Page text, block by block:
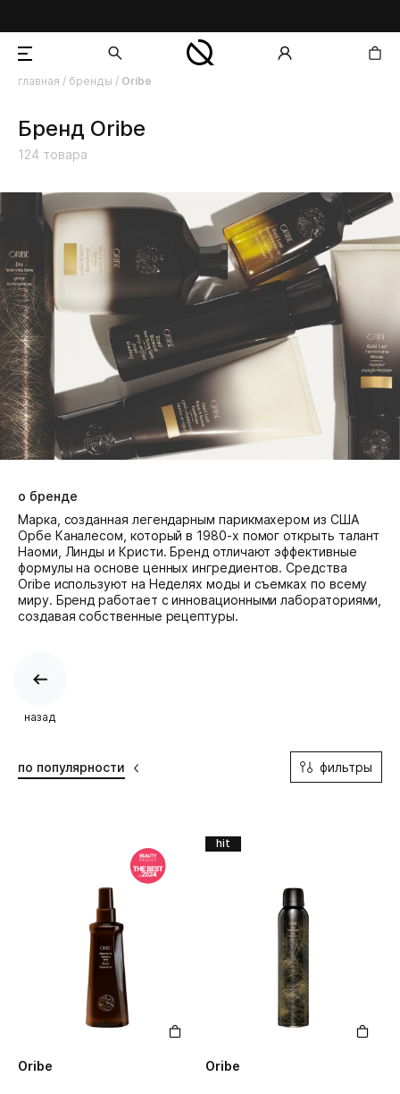
главная / бренды / Oribe
Бренд Oribe
124 товара
о бренде
Марка, созданная легендарным парикмахером из США
Орбе Каналесом, который в 1980-х помог открыть талант
Наоми, Линды и Кристи. Бренд отличают эффективные
формулы на основе ценных ингредиентов. Средства
Oribe используют на Неделях моды и съемках по всему
миру. Бренд работает с инновационными лабораториями,
создавая собственные рецептуры.
назад
по популярности фильтры
Oribe
hit
Oribe